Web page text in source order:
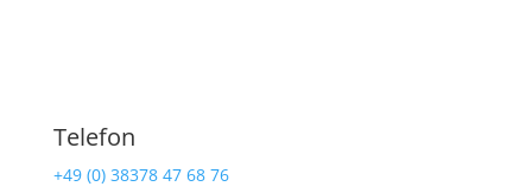
Telefon
+49 (0) 38378 47 68 76